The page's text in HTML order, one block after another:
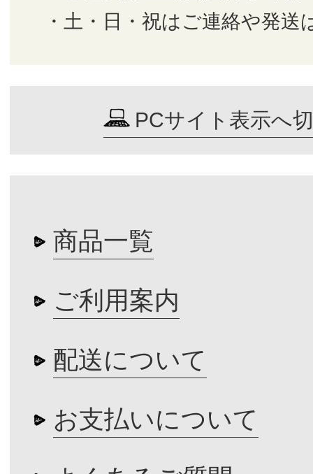
・土・日・祝はご連絡や発送
PCサイト表示へ
商品一覧
ご利用案内
配送について
お支払いについて